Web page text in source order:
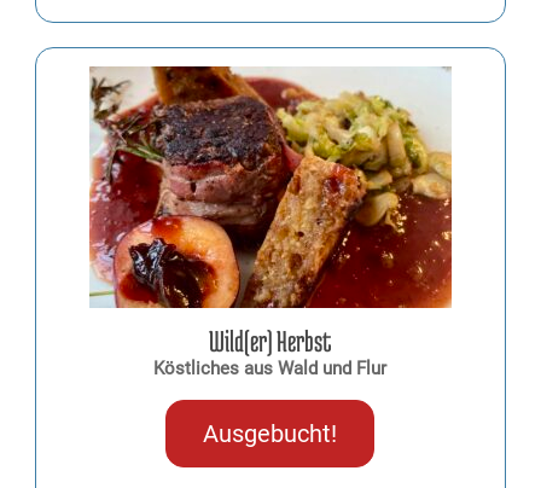
Wild(er) Herbst
Köstliches aus Wald und Flur
Ausgebucht!